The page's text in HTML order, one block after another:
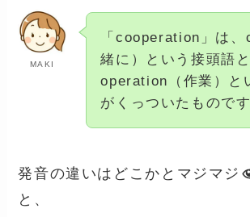
MAKI
「cooperation」は、
緒に）という接頭語と
operation（作業）と
がくっついたものです
発音の違いはどこかとマジマジ
と、